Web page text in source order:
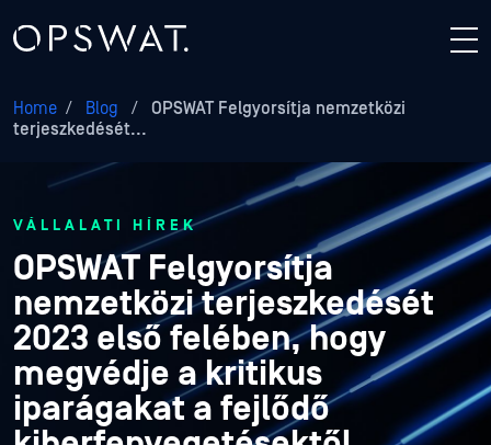
Home / Blog /
OPSWAT Felgyorsítja nemzetközi
terjeszkedését...
VÁLLALATI HÍREK
OPSWAT Felgyorsítja
nemzetközi terjeszkedését
2023 első felében, hogy
megvédje a kritikus
iparágakat a fejlődő